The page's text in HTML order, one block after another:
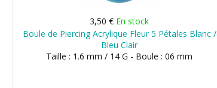
3,50 € En stock
Boule de Piercing Acrylique Fleur 5 Pétales Blanc /
Bleu Clair
Taille : 1.6 mm / 14 G - Boule : 06 mm